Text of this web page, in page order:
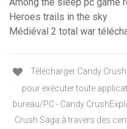
Among the sleep pc game
Heroes trails in the sky
Médiéval 2 total war
Télécharger Candy
pour exécuter toute
bureau/PC - Candy
Crush Saga à travers des